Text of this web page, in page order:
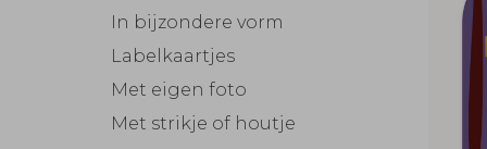
In bijzondere vorm
Labelkaartjes
Met eigen foto
Met strikje of houtje